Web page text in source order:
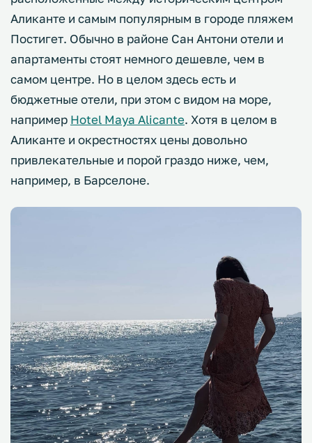
Аликанте и самым популярным в городе пляжем
Постигет. Обычно в районе Сан Антони отели и
апартаменты стоят немного дешевле, чем в
самом центре. Но в целом здесь есть и
бюджетные отели, при этом с видом на море,
например Hotel Maya Alicante. Хотя в целом в
Аликанте и окрестностях цены довольно
привлекательные и порой граздо ниже, чем,
например, в Барселоне.